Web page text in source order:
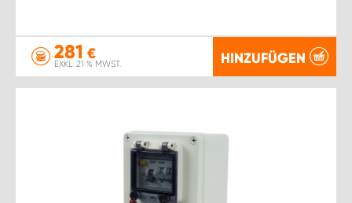
281 €
EXKL. 21 % MWST. HINZUFÜGEN